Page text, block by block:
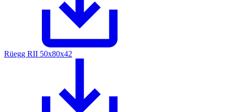
Rüegg RII 50x80x42